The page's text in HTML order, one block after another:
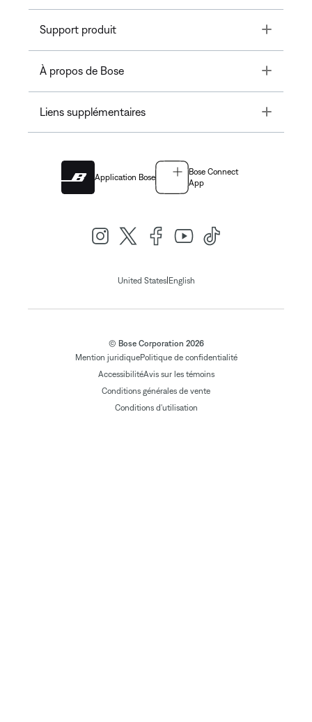
Support produit Toggle
À propos de Bose Toggle
Liens supplémentaires Toggle
Application Bose
Bose Connect
App
United States| English
© Bose Corporation 2026
Mention juridiquePolitique de confidentialité
AccessibilitéAvis sur les témoins
Conditions générales de vente
Conditions d'utilisation